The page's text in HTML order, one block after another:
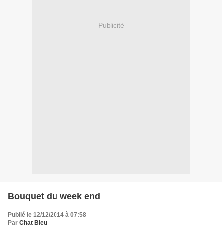
Publicité
Bouquet du week end
Publié le 12/12/2014 à 07:58
Par Chat Bleu